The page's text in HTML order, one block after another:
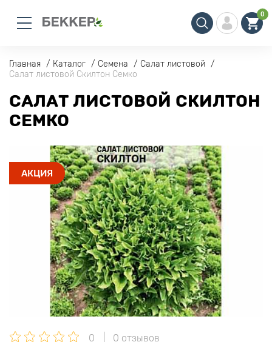
0
Главная Каталог Семена
Салат листовой
Салат листовой Скилтон Семко
САЛАТ ЛИСТОВОЙ СКИЛТОН
СЕМКО
АКЦИЯ
0 0 отзывов